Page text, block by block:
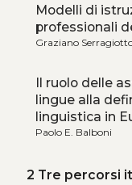
Modelli di
professionali
Graziano
Il ruolo delle
lingue alla
linguistica in
Paolo E. Balboni
2 Tre percorsi